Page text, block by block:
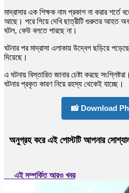
মাদ্রাসার এক শিক্ষক নাম প্রকাশ না করার শর্তে
আছে। পরে গিয়ে দেখি ছাত্রীটি গুরুতর আহত
ঘটল, কেউ বলতে পারছে না।
ঘটনার পর মাদ্রাসা এলাকায় উদ্বেগ ছড়িয়ে
দিয়েছে।
এ ঘটনায় বিস্তারিত জানার চেষ্টা করছে
ঘটনার প্রকৃত কারণ নিয়ে রহস্য থেকেই যাচ্ছে।
📸 Download
অনুগ্রহ করে এই পোস্টটি আপনার
এই সম্পর্কিত আরও খবর